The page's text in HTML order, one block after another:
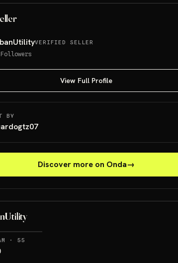
VERIFIED SELLER
Followers
View Full Profile
BY
Discover more on Onda→
· 55